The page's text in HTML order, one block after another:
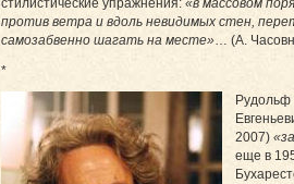
стилистические упражнения: «в массовом
против ветра и вдоль невидимых стен,
самозабвенно шагать на месте»… (А.
*
2007)
еще в